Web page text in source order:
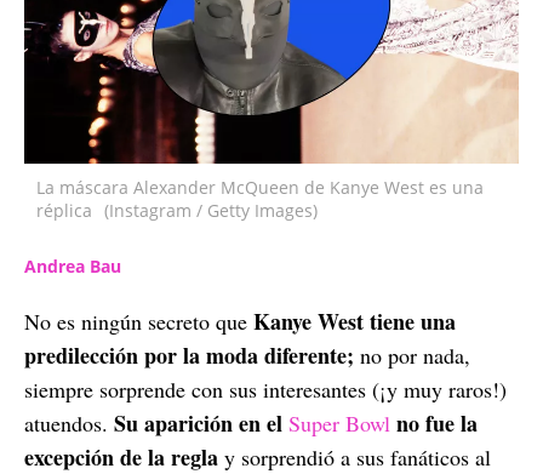
La máscara Alexander McQueen de Kanye West es una
réplica (Instagram / Getty Images)
Andrea Bau
No es ningún secreto que Kanye West tiene una
predilección por la moda diferente; no por nada,
siempre sorprende con sus interesantes (¡y muy raros!)
atuendos. Su aparición en el Super Bowl no fue la
excepción de la regla y sorprendió a sus fanáticos al